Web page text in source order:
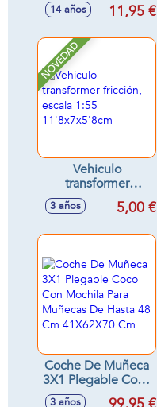
gel) 12cm
14 años 11,95 €
NOVEDAD
Vehiculo
transformer
fricción, escala 1:55
11'8x7x5'8cm
3 años 5,00 €
Coche De Muñeca
3X1 Plegable Coco
Con Mochila Para
3 años